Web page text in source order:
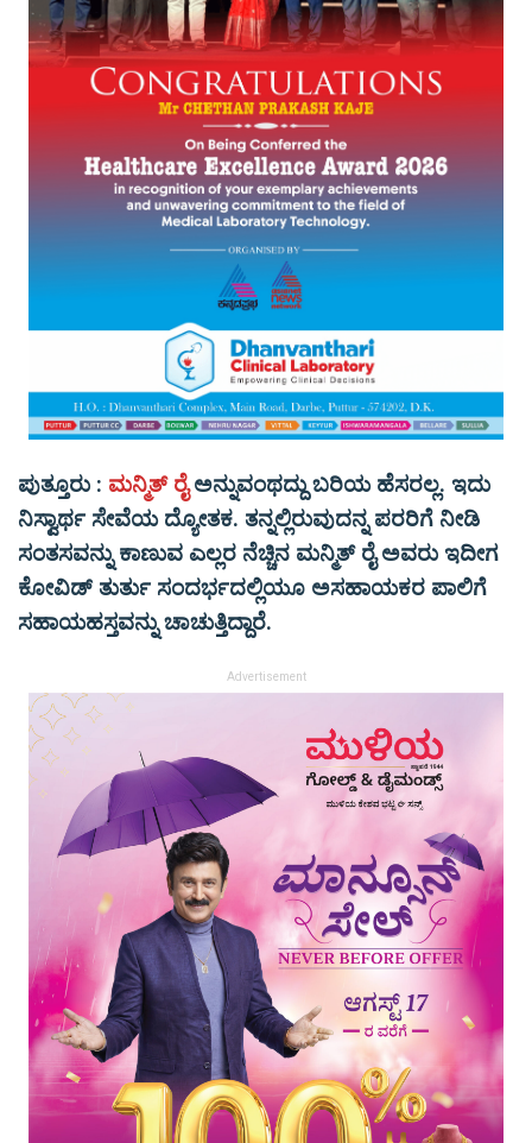
ಪುತ್ತೂರು : ಮನ್ಮಿತ್ ರೈಅನ್ನುವಂಥದ್ದು ಬರಿಯ ಹೆಸರಲ್ಲ. ಇದು
ನಿಸ್ವಾರ್ಥ ಸೇವೆಯ ದ್ಯೋತಕ. ತನ್ನಲ್ಲಿರುವುದನ್ನ ಪರರಿಗೆ ನೀಡಿ
ಸಂತಸವನ್ನು ಕಾಣುವ ಎಲ್ಲರ ನೆಚ್ಚಿನ ಮನ್ಮಿತ್ ರೈ ಅವರು ಇದೀಗ
ಕೋವಿಡ್ ತುರ್ತು ಸಂದರ್ಭದಲ್ಲಿಯೂ ಅಸಹಾಯಕರ ಪಾಲಿಗೆ
ಸಹಾಯಹಸ್ತವನ್ನು ಚಾಚುತ್ತಿದ್ದಾರೆ.
Advertisement